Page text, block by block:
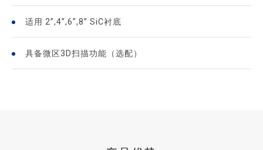
适用 2”,4”,6”,8” SiC衬底
具备微区3D扫描功能（选配）